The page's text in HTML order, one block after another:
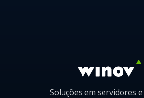
Soluções em servidores